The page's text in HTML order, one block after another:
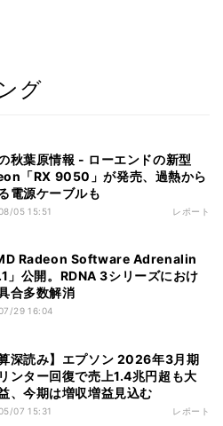
グ
秋葉原情報 - ローエンドの新型
「RX 9050」が発売、過熱から
電源ケーブルも
05 15:51 レポート
Radeon Software Adrenalin
」公開。RDNA 3シリーズにおけ
合多数解消
29 16:04
算深読み】エプソン 2026年3月期
ンター回復で売上1.4兆円超も大
、今期は増収増益見込む
07 15:31 レポート